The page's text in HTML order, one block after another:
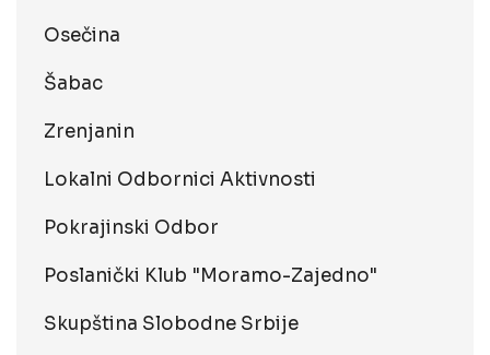
Osečina
Šabac
Zrenjanin
Lokalni Odbornici Aktivnosti
Pokrajinski Odbor
Poslanički Klub "Moramo-Zajedno"
Skupština Slobodne Srbije